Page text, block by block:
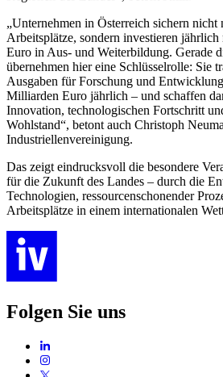
„Unternehmen in Österreich sichern nicht
Arbeitsplätze, sondern investieren
Euro in Aus- und Weiterbildung. Gerade
übernehmen hier eine Schlüsselrolle: Sie
Ausgaben für Forschung und
Milliarden Euro jährlich – und schaffen
Innovation, technologischen Fortschritt
Wohlstand“, betont auch Christoph
Industriellenvereinigung.
Das zeigt eindrucksvoll die besondere
für die Zukunft des Landes – durch die
Technologien, ressourcenschonender
Arbeitsplätze in einem internationalen
Folgen Sie uns